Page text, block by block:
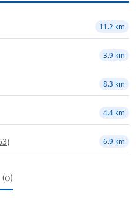
11.2 km
3.9 km
8.3 km
4.4 km
) 6.9 km
(0)